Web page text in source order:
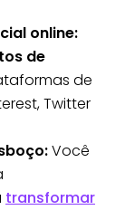
online:
de
de
Twitter
Você
transformar